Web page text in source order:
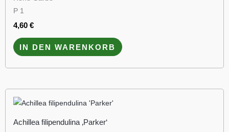
P 1
4,60 €
IN DEN WARENKORB
Achillea filipendulina ‚Parker‘